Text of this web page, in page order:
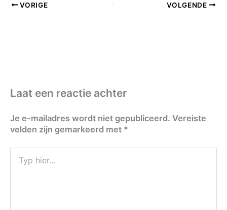
VORIGE VOLGENDE
Laat een reactie achter
Je e-mailadres wordt niet gepubliceerd. Vereiste
velden zijn gemarkeerd met *
hier...